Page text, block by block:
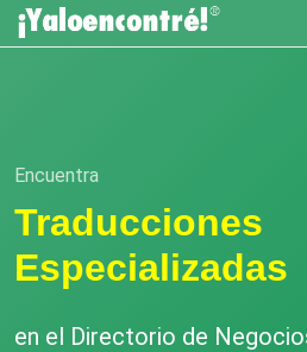
Encuentra
Traducciones
Especializadas
en el Directorio de